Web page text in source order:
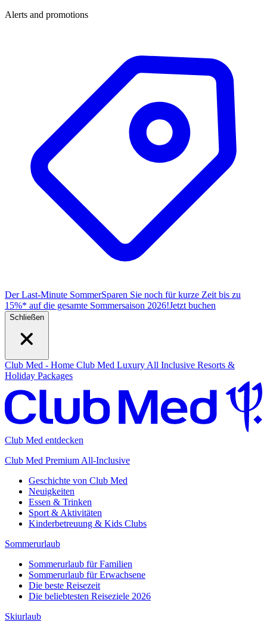
Alerts and promotions
Der Last-Minute SommerSparen Sie noch für kurze Zeit bis zu
15%* auf die gesamte Sommersaison 2026!Jetzt buchen
Schließen
Club Med - Home Club Med Luxury All Inclusive Resorts &
Holiday Packages
Club Med entdecken
Club Med Premium All-Inclusive
Geschichte von Club Med
Neuigkeiten
Essen & Trinken
Sport & Aktivitäten
Kinderbetreuung & Kids Clubs
Sommerurlaub
Sommerurlaub für Familien
Sommerurlaub für Erwachsene
Die beste Reisezeit
Die beliebtesten Reiseziele 2026
Skiurlaub